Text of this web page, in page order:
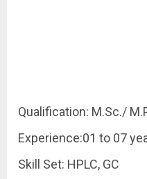
Qualification: M.Sc./
Experience:01 to 07
Skill Set: HPLC, GC